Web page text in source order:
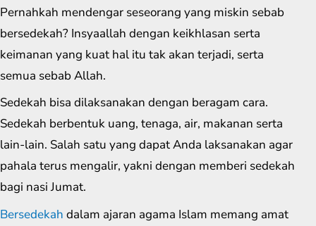
Pernahkah mendengar seseorang yang miskin sebab
bersedekah? Insyaallah dengan keikhlasan serta
keimanan yang kuat hal itu tak akan terjadi, serta
semua sebab Allah.
Sedekah bisa dilaksanakan dengan beragam cara.
Sedekah berbentuk uang, tenaga, air, makanan serta
lain-lain. Salah satu yang dapat Anda laksanakan agar
pahala terus mengalir, yakni dengan memberi sedekah
bagi nasi Jumat.
Bersedekah dalam ajaran agama Islam memang amat